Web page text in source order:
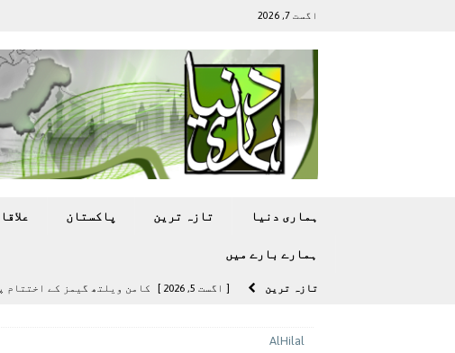
اگست 7, 2026
ہماری دنیا تازہ ترين پاکستان
ہمارے بارے ميں
تازہ ترين [ اگست 5, 2026 ] کامن ویلتھ گیمز کے اختتام پر
AlHilal